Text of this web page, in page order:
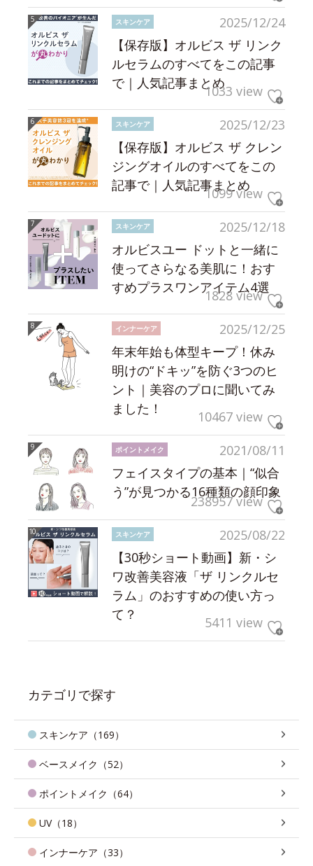
2025/12/24
スキンケア
【保存版】オルビス ザ リンク
ルセラムのすべてをこの記事
で｜人気記事まとめ1033 view
2025/12/23
スキンケア
【保存版】オルビス ザ クレン
ジングオイルのすべてをこの
記事で｜人気記事まとめ
1099 view
2025/12/18
スキンケア
オルビスユー ドットと一緒に
使ってさらなる美肌に！おす
すめプラスワンアイテム4選
1828 view
2025/12/25
インナーケア
年末年始も体型キープ！休み
明けの“ドキッ”を防ぐ3つのヒ
ント｜美容のプロに聞いてみ
ました！
10467 view
2021/08/11
ポイントメイク
フェイスタイプの基本｜“似合
う”が見つかる16種類の顔印象
238957 view
2025/08/22
スキンケア
【30秒ショート動画】新・シ
ワ改善美容液「ザ リンクルセ
ラム」のおすすめの使い方っ
て？
5411 view
カテゴリで探す
スキンケア（169）
ベースメイク（52）
ポイントメイク（64）
UV（18）
インナーケア（33）